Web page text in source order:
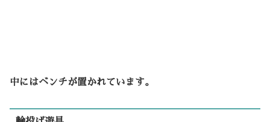
中にはベンチが置かれています。